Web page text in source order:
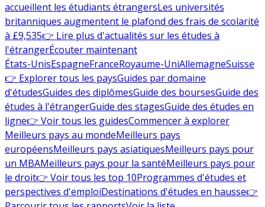
accueillent les étudiants étrangersLes universités
britanniques augmentent le plafond des frais de scolarité
à £9,535👉 Lire plus d'actualités sur les études à
l'étrangerÉcouter maintenant
États-UnisEspagneFranceRoyaume-UniAllemagneSuisse
👉 Explorer tous les paysGuides par domaine
d'étudesGuides des diplômesGuide des boursesGuide des
études à l'étrangerGuide des stagesGuide des études en
ligne👉 Voir tous les guidesCommencer à explorer
Meilleurs pays au mondeMeilleurs pays
européensMeilleurs pays asiatiquesMeilleurs pays pour
un MBAMeilleurs pays pour la santéMeilleurs pays pour
le droit👉 Voir tous les top 10Programmes d'études et
perspectives d'emploiDestinations d'études en hausse👉